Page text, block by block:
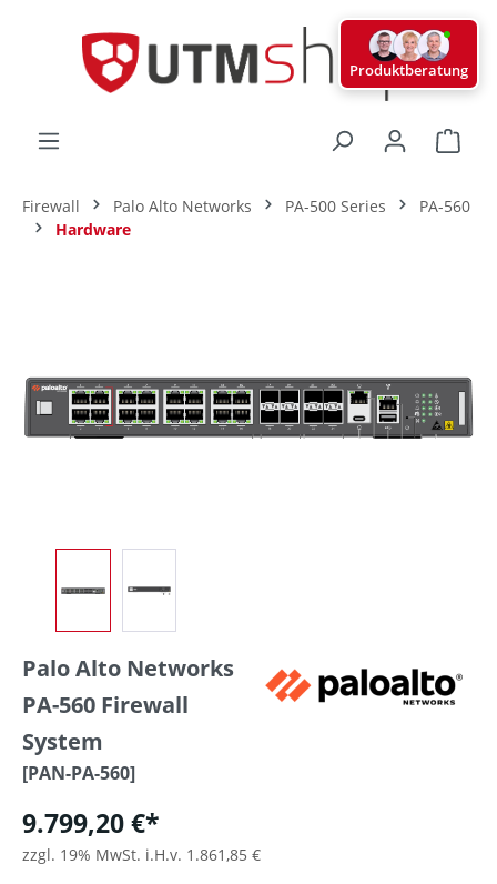
Firewall Palo Alto Networks PA-500 Series
PA-560
Hardware
Palo Alto Networks
PA-560 Firewall
System
[PAN-PA-560]
9.799,20 €*
zzgl. 19% MwSt. i.H.v. 1.861,85 €
Produktberatung